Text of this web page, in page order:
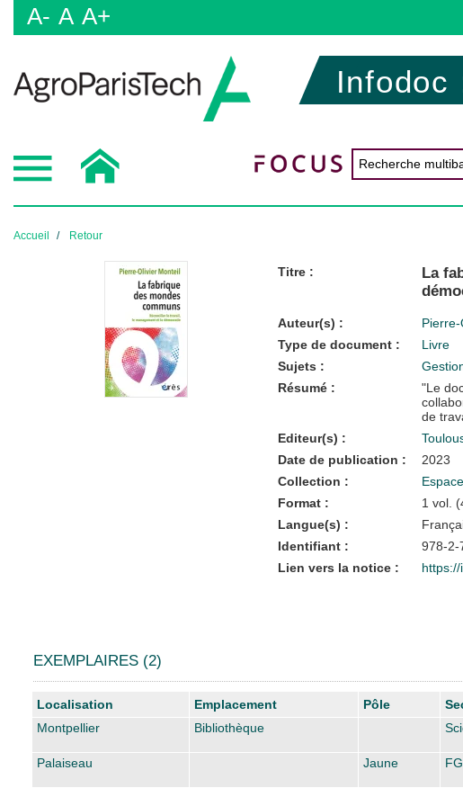
A- A A+
Infodoc
Accueil Retour
Titre :
La
Auteur(s) :
Type de document :
Livre
Sujets :
Résumé :
"Le
de
Editeur(s) :
Date de publication :
2023
Collection :
Format :
1 vol.
Langue(s) :
Identifiant :
978-2-
Lien vers la notice :
EXEMPLAIRES (2)
Liste des exemplaires
Localisation Emplacement Pôle
Montpellier
Bibliothèque
Palaiseau
Jaune